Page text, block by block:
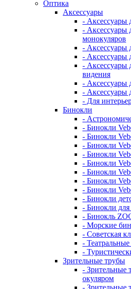
Оптика
Аксессуары
- Аксессуары
- Аксессуары
монокуляров
- Аксессуары
- Аксессуары
- Аксессуары
видения
- Аксессуары
- Аксессуары
- Для
Бинокли
-
- Бинокли
- Бинокли
- Бинокли
- Бинокли
- Бинокли
- Бинокли
- Бинокли
- Бинокли
- Бинокли
- Бинокли для
- Бинокль
- Морские
- Советская
-
-
Зрительные трубы
- Зрительные
окуляром
- Зрительные